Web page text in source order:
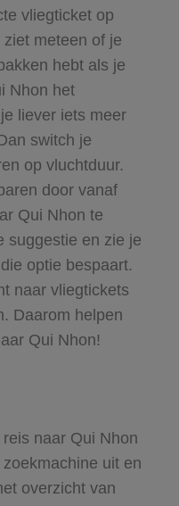
vliegticket op
meteen of je
hebt als je
Nhon het
liever iets meer
switch je
op vluchtduur.
door vanaf
Qui Nhon te
suggestie en zie je
optie bespaart.
naar vliegtickets
Daarom helpen
Qui Nhon!
naar Qui Nhon
uit en
overzicht van